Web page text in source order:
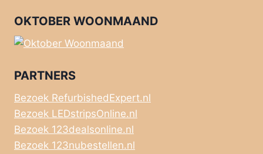
OKTOBER WOONMAAND
PARTNERS
Bezoek RefurbishedExpert.nl
Bezoek LEDstripsOnline.nl
Bezoek 123dealsonline.nl
Bezoek 123nubestellen.nl